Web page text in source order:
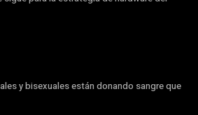
y bisexuales están donando sangre que